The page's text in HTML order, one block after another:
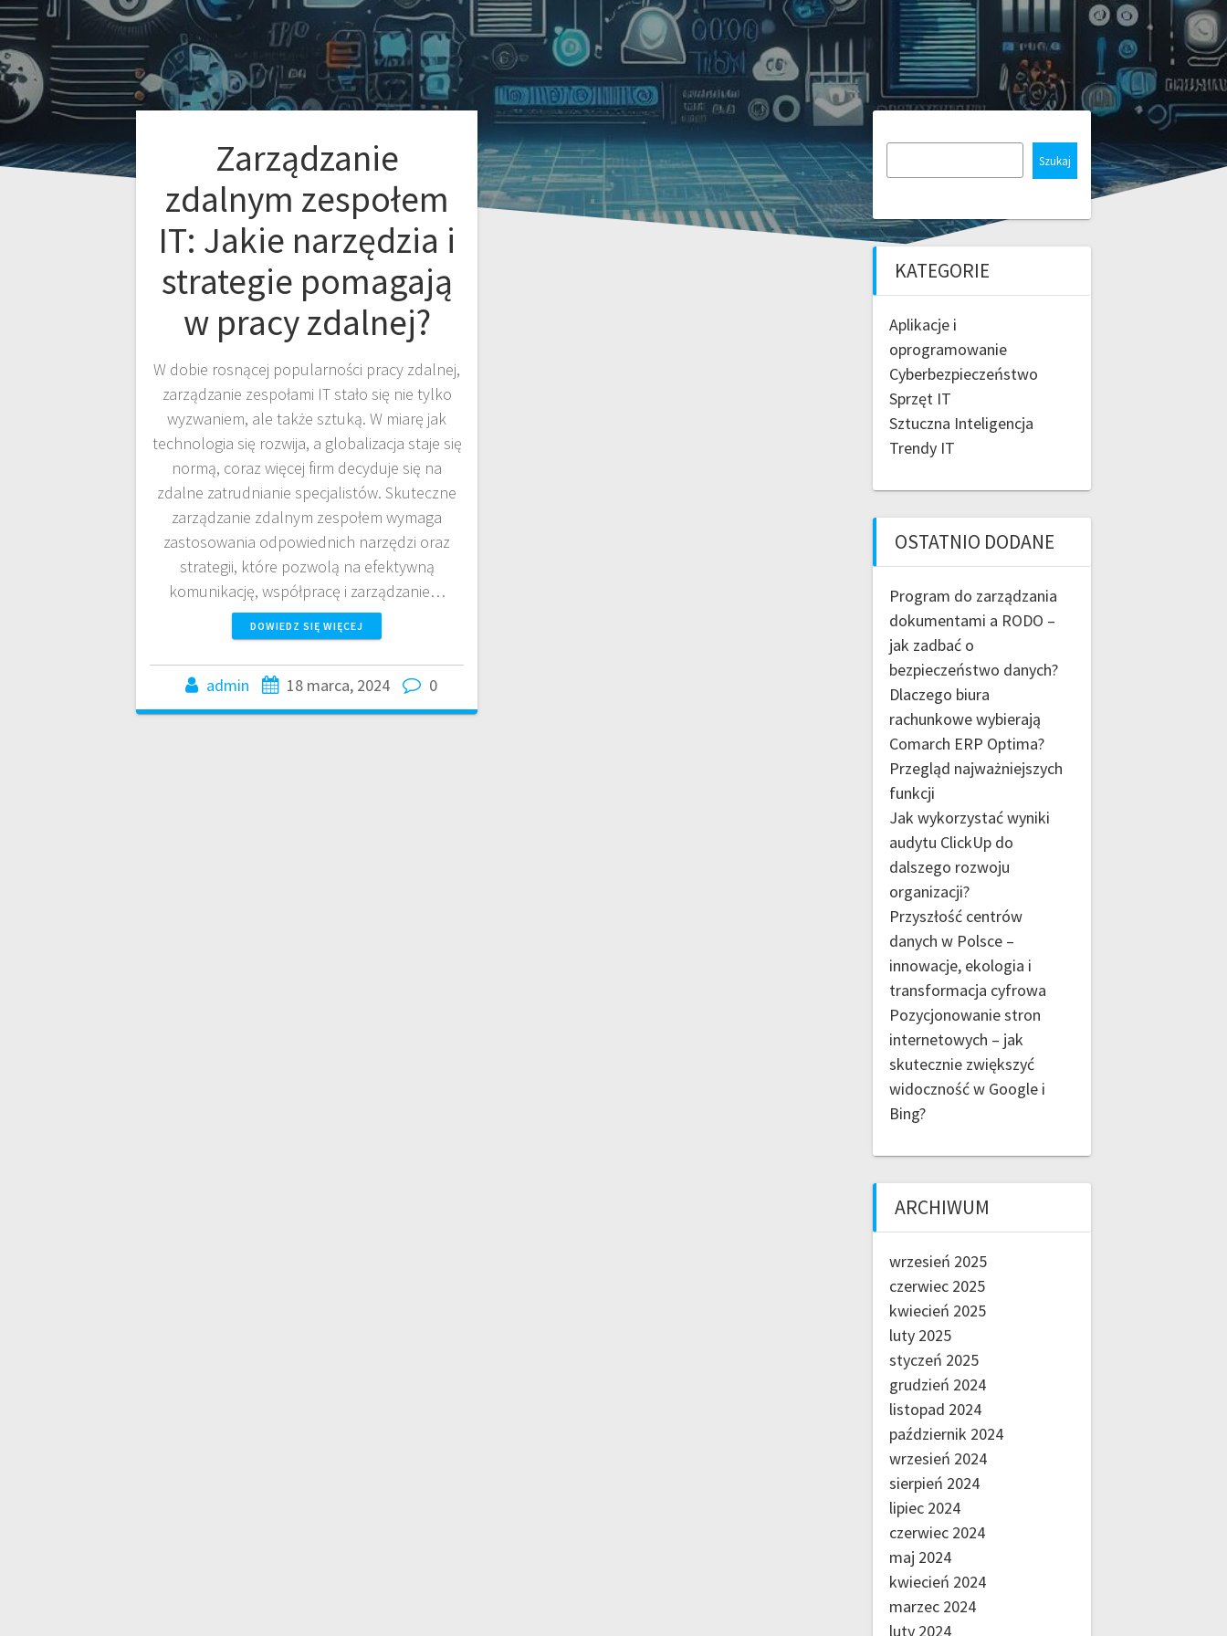
Zarządzanie
zdalnym zespołem
IT: Jakie narzędzia i
strategie pomagają
w pracy zdalnej?
W dobie rosnącej popularności pracy zdalnej,
zarządzanie zespołami IT stało się nie tylko
wyzwaniem, ale także sztuką. W miarę jak
technologia się rozwija, a globalizacja staje się
normą, coraz więcej firm decyduje się na
zdalne zatrudnianie specjalistów. Skuteczne
zarządzanie zdalnym zespołem wymaga
zastosowania odpowiednich narzędzi oraz
strategii, które pozwolą na efektywną
komunikację, współpracę i zarządzanie…
DOWIEDZ SIĘ WIĘCEJ
admin 18 marca, 2024 0
Szukaj
KATEGORIE
Aplikacje i
oprogramowanie
Cyberbezpieczeństwo
Sprzęt IT
Sztuczna Inteligencja
Trendy IT
OSTATNIO DODANE
Program do zarządzania
dokumentami a RODO –
jak zadbać o
bezpieczeństwo danych?
Dlaczego biura
rachunkowe wybierają
Comarch ERP Optima?
Przegląd najważniejszych
funkcji
Jak wykorzystać wyniki
audytu ClickUp do
dalszego rozwoju
organizacji?
Przyszłość centrów
danych w Polsce –
innowacje, ekologia i
transformacja cyfrowa
Pozycjonowanie stron
internetowych – jak
skutecznie zwiększyć
widoczność w Google i
Bing?
ARCHIWUM
wrzesień 2025
czerwiec 2025
kwiecień 2025
luty 2025
styczeń 2025
grudzień 2024
listopad 2024
październik 2024
wrzesień 2024
sierpień 2024
lipiec 2024
czerwiec 2024
maj 2024
kwiecień 2024
marzec 2024
luty 2024